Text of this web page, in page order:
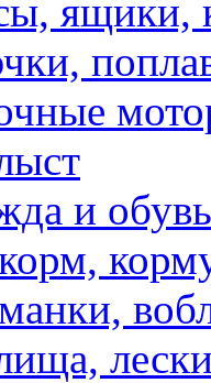
ящики,
и обувь
лески